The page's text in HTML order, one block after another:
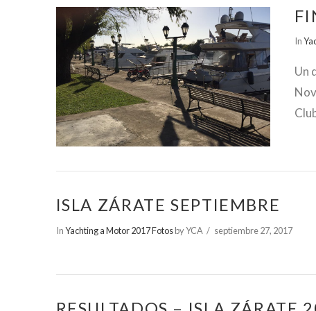
In
Un
ISLA ZÁRATE SEPTIEMBRE
InYachting a Motor 2017 Fotosby YCA septiembre 27, 2017